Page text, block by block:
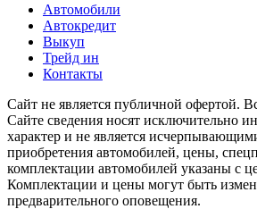
Автомобили
Автокредит
Выкуп
Трейд ин
Контакты
Cайт не является публичной офертой.
Сайте сведения носят исключительно
характер и не является
приобретения автомобилей, цены,
комплектации автомобилей указаны с
Комплектации и цены могут быть
предварительного оповещения.